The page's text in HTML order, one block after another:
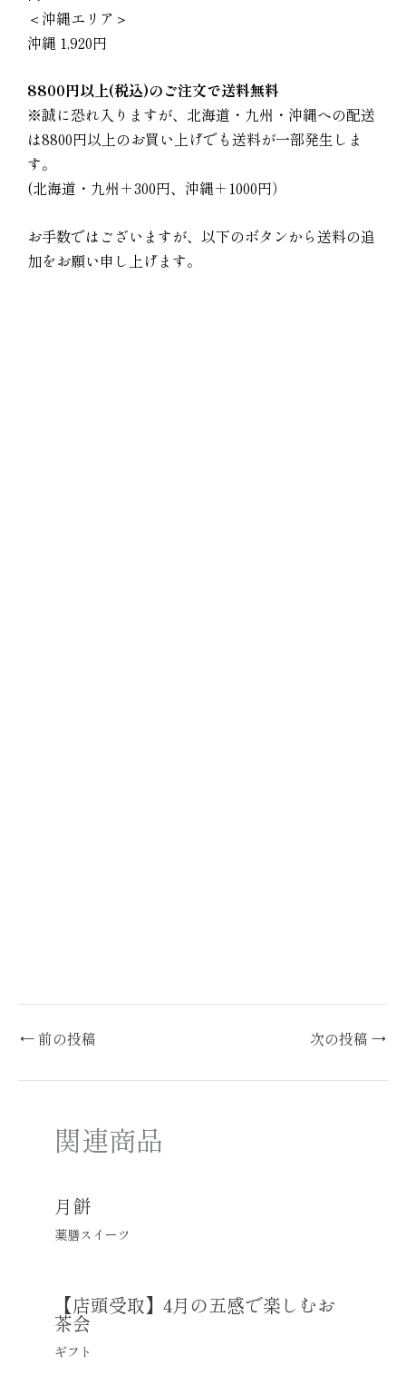
＜沖縄エリア＞
沖縄 1,920円
8800円以上(税込)のご注文で送料無料
※誠に恐れ入りますが、北海道・九州・沖縄への配送
は8800円以上のお買い上げでも送料が一部発生しま
す。
(北海道・九州＋300円、沖縄＋1000円）
お手数ではございますが、以下のボタンから送料の追
加をお願い申し上げます。
←前の投稿 次の投稿 →
関連商品
月餅
薬膳スイーツ
【店頭受取】4月の五感で楽しむお
茶会
ギフト